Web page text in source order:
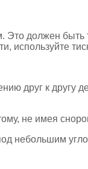
Это должен
используйте
друг к другу
не имея
небольшим